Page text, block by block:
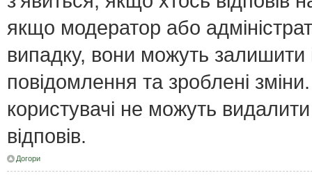
якщо модератор або
випадку, вони можуть
повідомлення та зроблені
користувачі не можуть
відповів.
Догори